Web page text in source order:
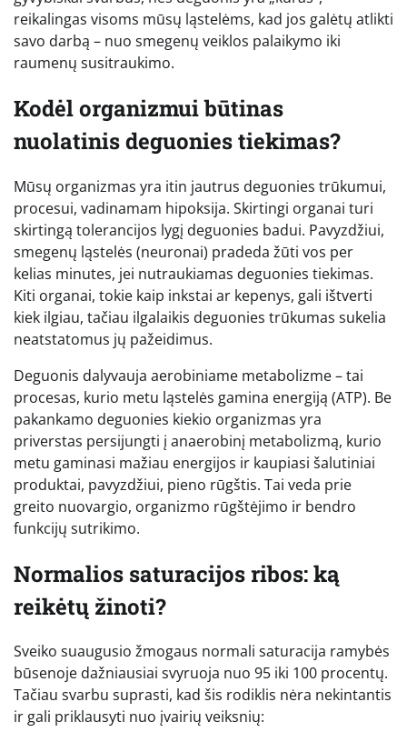
reikalingas visoms mūsų ląstelėms, kad jos galėtų atlikti
savo darbą – nuo smegenų veiklos palaikymo iki
raumenų susitraukimo.
Kodėl organizmui būtinas
nuolatinis deguonies tiekimas?
Mūsų organizmas yra itin jautrus deguonies trūkumui,
procesui, vadinamam hipoksija. Skirtingi organai turi
skirtingą tolerancijos lygį deguonies badui. Pavyzdžiui,
smegenų ląstelės (neuronai) pradeda žūti vos per
kelias minutes, jei nutraukiamas deguonies tiekimas.
Kiti organai, tokie kaip inkstai ar kepenys, gali ištverti
kiek ilgiau, tačiau ilgalaikis deguonies trūkumas sukelia
neatstatomus jų pažeidimus.
Deguonis dalyvauja aerobiniame metabolizme – tai
procesas, kurio metu ląstelės gamina energiją (ATP). Be
pakankamo deguonies kiekio organizmas yra
priverstas persijungti į anaerobinį metabolizmą, kurio
metu gaminasi mažiau energijos ir kaupiasi šalutiniai
produktai, pavyzdžiui, pieno rūgštis. Tai veda prie
greito nuovargio, organizmo rūgštėjimo ir bendro
funkcijų sutrikimo.
Normalios saturacijos ribos: ką
reikėtų žinoti?
Sveiko suaugusio žmogaus normali saturacija ramybės
būsenoje dažniausiai svyruoja nuo 95 iki 100 procentų.
Tačiau svarbu suprasti, kad šis rodiklis nėra nekintantis
ir gali priklausyti nuo įvairių veiksnių: